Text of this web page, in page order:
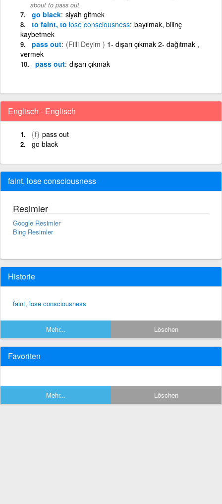
about to pass out.
go black siyah gitmek
to faint, to lose consciousness bayılmak, bilinç
kaybetmek
pass out (Fiili Deyim ) 1- dışarı çıkmak 2- dağıtmak ,
vermek
pass out dışarı çıkmak
Englisch - Englisch
{f} pass out
go black
faint, lose consciousness
Resimler
Google Resimler
Bing Resimler
Historie
faint, lose consciousness
Mehr... Löschen
Favoriten
Mehr... Löschen